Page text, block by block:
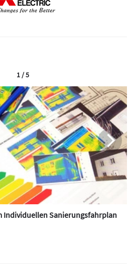
Individuellen Sanierungsfahrplan
1 / 5